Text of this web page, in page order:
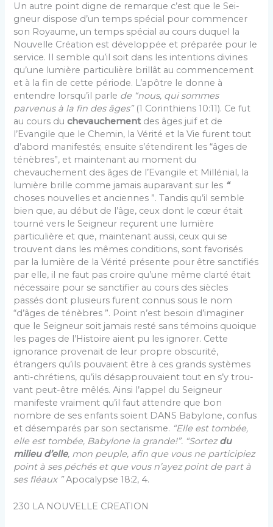
Un autre point digne de remarque c’est que le Sei­
gneur dispose d’un temps spécial pour commencer
son Royaume, un temps spécial au cours duquel la
Nouvelle Création est développée et préparée pour le
service. Il semble qu’il soit dans les intentions divines
qu’une lumière particulière brillât au commencement
et à la fin de cette période. L’apôtre le donne à
entendre lorsqu’il parle de “nous, qui sommes
parvenus à la fin des âges”(1 Corinthiens 10:11). Ce fut
au cours duchevauche­mentdes âges juif et de
l’Evangile que le Chemin, la Vérité et la Vie furent tout
d’abord manifestés; ensuite s’étendirent les “âges de
ténèbres”, et maintenant au moment du
chevauchement des âges de l’Evangile et Millénial, la
lumière brille comme jamais auparavant sur les “
choses nouvelles et anciennes ”. Tandis qu’il semble
bien que, au début de l’âge, ceux dont le cœur était
tourné vers le Seigneur reçurent une lumière
particulière et que, maintenant aussi, ceux qui se
trouvent dans les mêmes conditions, sont favorisés
par la lumière de la Vérité présente pour être sanctifiés
par elle, il ne faut pas croire qu’une même clarté était
nécessaire pour se sanc­tifier au cours des siècles
passés dont plusieurs furent connus sous le nom
“d’âges de ténèbres ”. Point n’est besoin d’imaginer
que le Seigneur soit jamais resté sans témoins quoique
les pages de l’Histoire aient pu les igno­rer. Cette
ignorance provenait de leur propre obscurité,
étrangers qu’ils pouvaient être à ces grands systèmes
anti-chrétiens, qu’ils désapprouvaient tout en s’y trou­
vant peut-être mêlés. Ainsi l’appel du Seigneur
manifeste vraiment qu’il faut attendre que bon
nombre de ses en­fants soient DANS Babylone, confus
et désemparés par son sectarisme. “Elle est tombée,
elle est tombée, Baby­lone la grande!”. “Sortezdu
milieu d’elle, mon peuple, afin que vous ne participiez
point à ses péchés et que vous n’ayez point de part à
ses fléaux ”Apo­calypse 18:2, 4.
230 LA NOUVELLE CREATION